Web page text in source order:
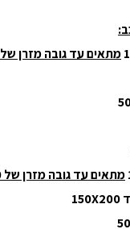
מתאים עד גובה מזרן של 30 ס"מ
מתאים עד גובה מזרן של 30 ס"מ